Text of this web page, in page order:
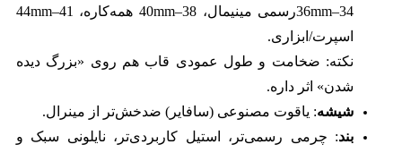
34–36mmرسمی مینیمال، 38–40mm همه‌کاره، 41–44mm
اسپرت/ابزاری.
نکته: ضخامت و طول عمودی‌ قاب هم روی «بزرگ دیده
شدن» اثر داره.
شیشه: یاقوت مصنوعی (سافایر) ضدخش‌تر از مینرال.
بند: چرمی رسمی‌تر، استیل کاربردی‌تر، نایلونی سبک و